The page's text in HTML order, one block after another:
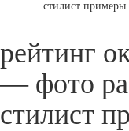
стилист примеры
рейтинг
— фото
стилист